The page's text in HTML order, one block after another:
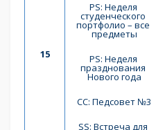
15
PS: Неделя
студенческого
портфолио – все
предметы
PS: Неделя
празднования
Нового года
СС: Педсовет №3
SS: Встреча для